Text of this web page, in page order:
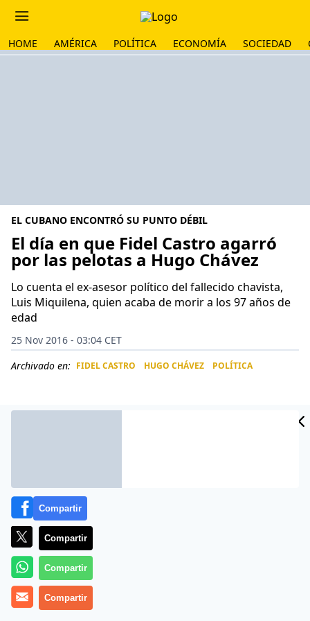
HOME AMÉRICA POLÍTICA ECONOMÍA SOCIEDAD
EL CUBANO ENCONTRÓ SU PUNTO DÉBIL
El día en que Fidel Castro agarró
por las pelotas a Hugo Chávez
Lo cuenta el ex-asesor político del fallecido chavista,
Luis Miquilena, quien acaba de morir a los 97 años de
edad
25 Nov 2016 - 03:04 CET
Archivado en: FIDEL CASTRO HUGO CHÁVEZ POLÍTICA
Para algunos puede parecer un dato un tanto
irrelevante, pero para muchos otros es harto
Compartir
Compartir
Compartir
Compartir